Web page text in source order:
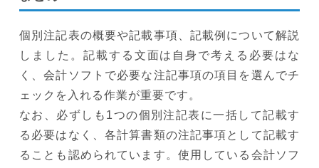
個別注記表の概要や記載事項、記載例について解説
しました。記載する文面は自身で考える必要はな
く、会計ソフトで必要な注記事項の項目を選んでチ
ェックを入れる作業が重要です。
なお、必ずしも1つの個別注記表に一括して記載す
る必要はなく、各計算書類の注記事項として記載す
ることも認められています。使用している会計ソフ